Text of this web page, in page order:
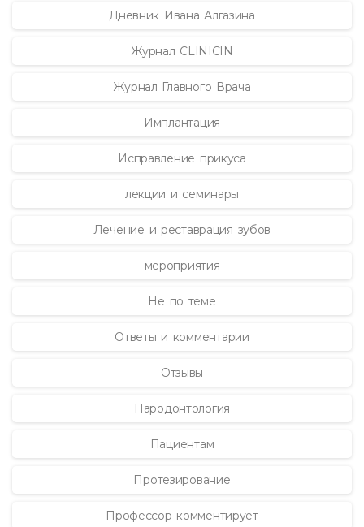
Дневник Ивана Алгазина
Журнал CLINICIN
Журнал Главного Врача
Имплантация
Исправление прикуса
лекции и семинары
Лечение и реставрация зубов
мероприятия
Не по теме
Ответы и комментарии
Отзывы
Пародонтология
Пациентам
Протезирование
Профессор комментирует